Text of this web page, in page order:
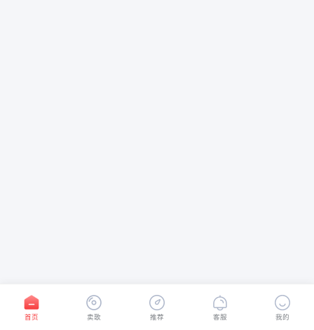
首页 卖歌 推荐 客服 我的